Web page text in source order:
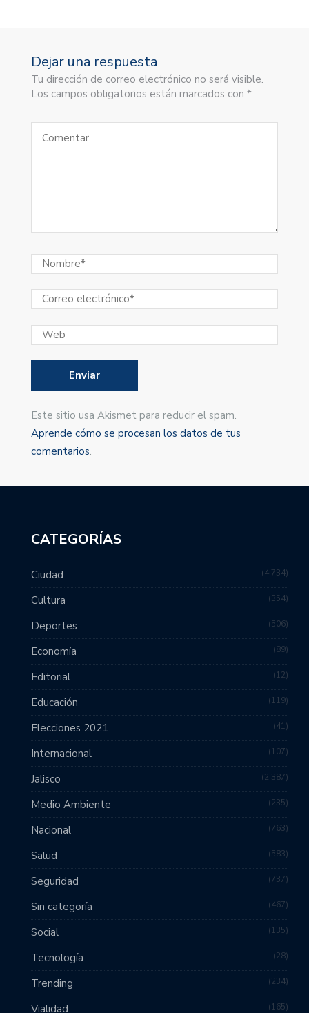
Dejar una respuesta
Tu dirección de correo electrónico no será visible.
Los campos obligatorios están marcados con *
Este sitio usa Akismet para reducir el spam.
Aprende cómo se procesan los datos de tus
comentarios.
CATEGORÍAS
Ciudad 4,734
Cultura 354
Deportes 506
Economía 89
Editorial 12
Educación 119
Elecciones 2021 41
Internacional 107
Jalisco 2,387
Medio Ambiente 235
Nacional 763
Salud 583
Seguridad 737
Sin categoría 467
Social 135
Tecnología 28
Trending 234
Vialidad 165